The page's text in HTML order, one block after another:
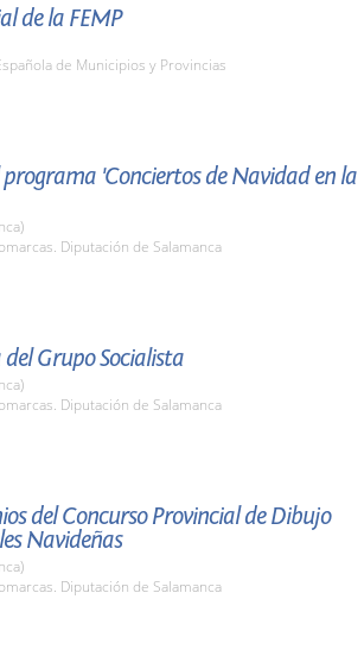
de la FEMP
de Municipios y Provincias
programa 'Conciertos de Navidad en la
Diputación de Salamanca
Grupo Socialista
Diputación de Salamanca
del Concurso Provincial de Dibujo
Navideñas
Diputación de Salamanca